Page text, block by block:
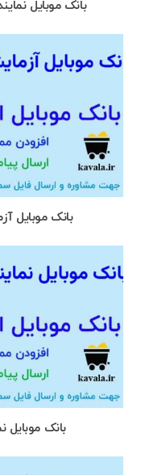
بانک موبایل
بانک موبایل
بانک موبایل